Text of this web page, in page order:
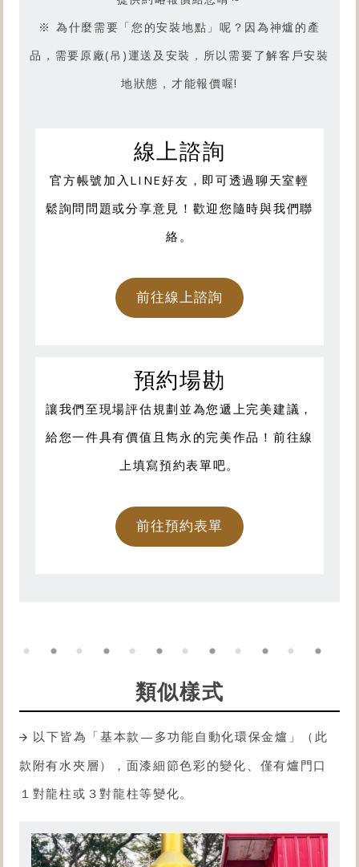
※ 為什麼需要「您的安裝地點」呢？因為神爐的產
品，需要原廠(吊)運送及安裝，所以需要了解客戶安裝
地狀態，才能報價喔!
線上諮詢
官方帳號加入LINE好友，即可透過聊天室輕
鬆詢問問題或分享意見！歡迎您隨時與我們聯
絡。
前往線上諮詢
預約場勘
讓我們至現場評估規劃並為您遞上完美建議，
給您一件具有價值且雋永的完美作品！前往線
上填寫預約表單吧。
前往預約表單
類似樣式
以下皆為「基本款—多功能自動化環保金爐 」（此
款附有水夾層），面漆細節色彩的變化、僅有爐門口
１對龍柱或３對龍柱等變化。